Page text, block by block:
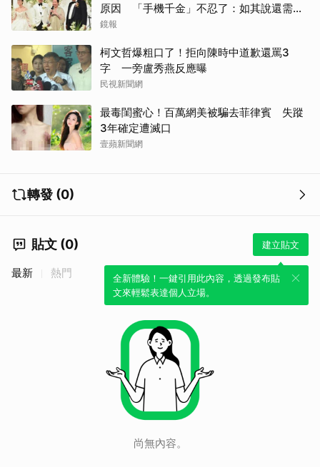
原因 「手機千金」不忍了：如其說還需要
離開嗎？
鏡報
柯文哲爆粗口了！拒向陳時中道歉還罵3
字 一旁盧秀燕反應曝
民視新聞網
最毒閨蜜心！百萬網美被騙去菲律賓 失蹤
3年確定遭滅口
壹蘋新聞網
轉發 (0)
貼文 (0) 建立貼文
全新體驗！一鍵引用此內容，透過發布貼
文來輕鬆表達個人立場。
最新 熱門
尚無內容。